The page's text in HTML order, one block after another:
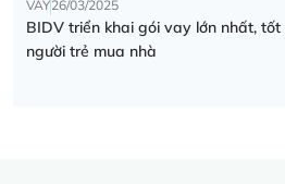
VAY26/03/2025
BIDV triển khai gói vay lớn nhất,
người trẻ mua nhà